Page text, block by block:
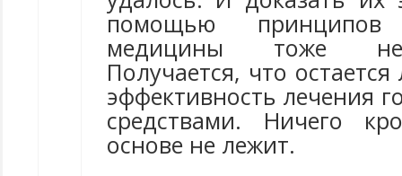
помощью принципов
медицины тоже не
Получается, что
эффективность лечения
средствами. Ничего
основе не лежит.